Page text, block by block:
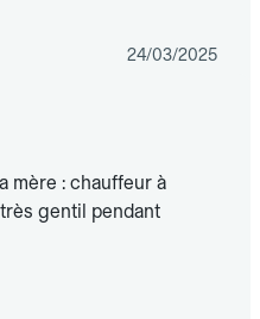
24/03/2025
mère : chauffeur à
gentil pendant